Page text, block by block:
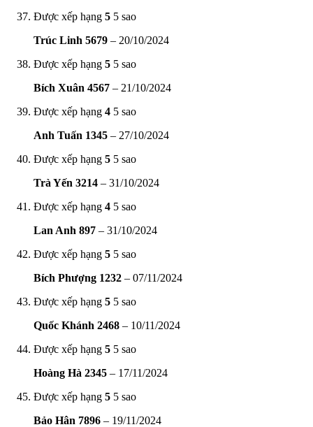
Được xếp hạng 5 5 sao
Trúc Linh 5679 – 20/10/2024
Được xếp hạng 5 5 sao
Bích Xuân 4567 – 21/10/2024
Được xếp hạng 4 5 sao
Anh Tuấn 1345 – 27/10/2024
Được xếp hạng 5 5 sao
Trà Yến 3214 – 31/10/2024
Được xếp hạng 4 5 sao
Lan Anh 897 – 31/10/2024
Được xếp hạng 5 5 sao
Bích Phượng 1232 – 07/11/2024
Được xếp hạng 5 5 sao
Quốc Khánh 2468 – 10/11/2024
Được xếp hạng 5 5 sao
Hoàng Hà 2345 – 17/11/2024
Được xếp hạng 5 5 sao
Bảo Hân 7896 – 19/11/2024